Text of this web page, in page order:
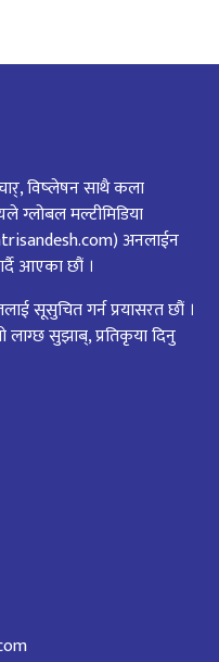
विष्लेषन साथै कला
ग्लोबल मल्टीमिडिया
अनलाईन
आएका छौं ।
सूसुचित गर्न प्रयासरत छौं ।
सुझाब्, प्रतिकृया दिनु